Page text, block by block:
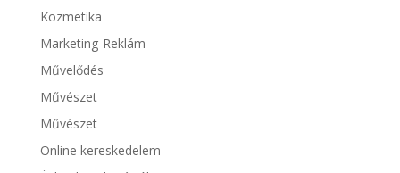
Kozmetika
Marketing-Reklám
Művelődés
Művészet
Művészet
Online kereskedelem